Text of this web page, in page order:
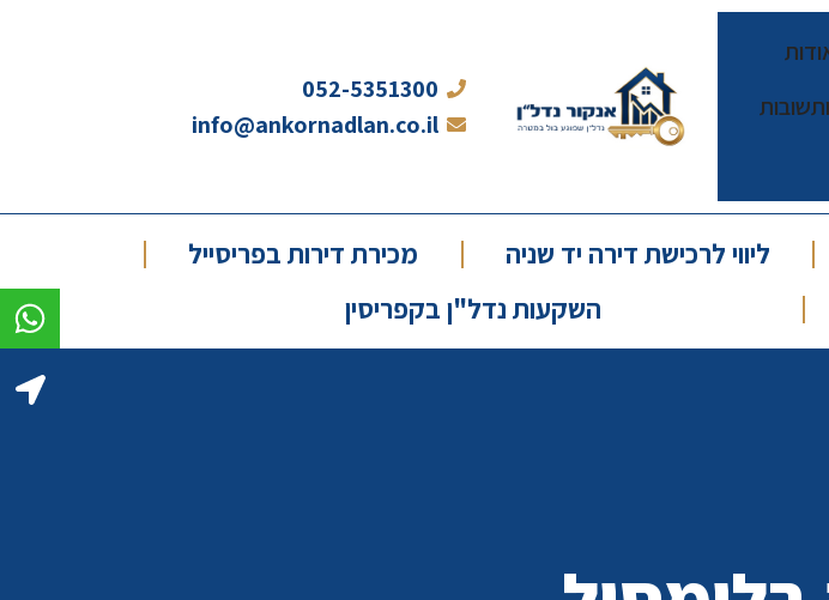
052-5351300
info@ankornadlan.co.il
ליווי לרכישת דירה יד שניה
מכירת דירות בפריסייל
השקעות נדל"ן בקפריסין